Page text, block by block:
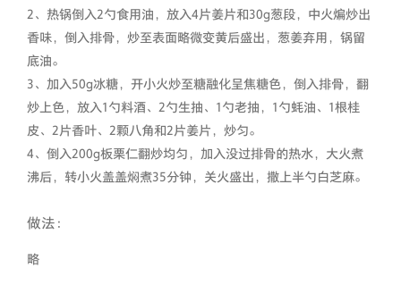
2、热锅倒入2勺食用油，放入4片姜片和30g葱段，中火煸炒出
香味，倒入排骨，炒至表面略微变黄后盛出，葱姜弃用，锅留
底油。
3、加入50g冰糖，开小火炒至糖融化呈焦糖色，倒入排骨，翻
炒上色，放入1勺料酒、2勺生抽、1勺老抽，1勺蚝油、1根桂
皮、2片香叶、2颗八角和2片姜片，炒匀。
4、倒入200g板栗仁翻炒均匀，加入没过排骨的热水，大火煮
沸后，转小火盖盖焖煮35分钟，关火盛出，撒上半勺白芝麻。
做法：
略